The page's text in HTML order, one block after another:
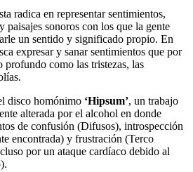
radica en representar sentimientos,
paisajes sonoros con los que la gente
un sentido y significado propio. En
expresar y sanar sentimientos que por
profundo como las tristezas, las
disco homónimo ‘Hipsum’, un trabajo
alterada por el alcohol en donde
de confusión (Difusos), introspección
encontrada) y frustración (Terco
por un ataque cardíaco debido al